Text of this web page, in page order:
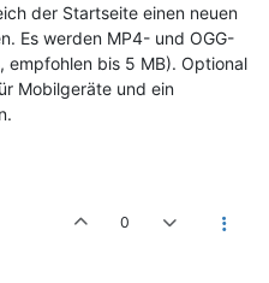
der Startseite einen neuen
Es werden MP4- und OGG-
empfohlen bis 5 MB). Optional
Mobilgeräte und ein
0